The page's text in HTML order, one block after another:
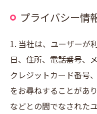
プライバシー情
1. 当社は、ユーザーが
日、住所、電話番号、
クレジットカード番号
をお尋ねすることがあ
などとの間でなされた